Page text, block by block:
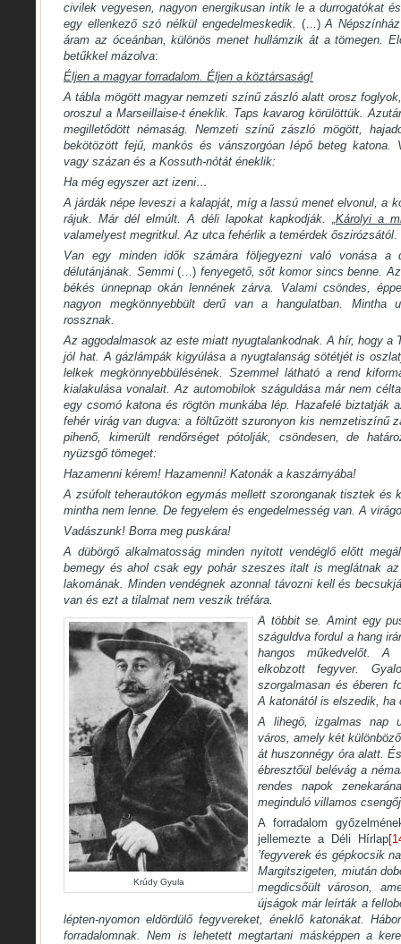
civilek vegyesen, nagyon energikusan intik le a durrogatókat
egy ellenkező szó nélkül engedelmeskedik. (…)A
áram az óceánban, különös menet hullámzik át a tömegen.
betűkkel mázolva:
Éljen a magyar forradalom. Éljen a köztársaság!
A tábla mögött magyar nemzeti színű zászló alatt orosz
oroszul a Marseillaise-t éneklik. Taps kavarog körülöttük.
megilletődött némaság. Nemzeti színű zászló mögött,
bekötözött fejű, mankós és vánszorgóan lépő beteg katona.
vagy százan és a Kossuth-nótát éneklik:
Ha még egyszer azt izeni…
A járdák népe leveszi a kalapját, míg a lassú menet elvonul, a
rájuk. Már dél elmúlt. A déli lapokat kapkodják. „Károlyi a
valamelyest megritkul. Az utca fehérlik a temérdek őszirózsától.
Van egy minden idők számára följegyezni való vonása a
délutánjának. Semmi(…) fenyegető, sőt komor sincs benne.
békés ünnepnap okán lennének zárva. Valami csöndes,
nagyon megkönnyebbült derű van a hangulatban. Mintha
rossznak.
Az aggodalmasok az este miatt nyugtalankodnak. A hír, hogy a
jól hat. A gázlámpák kigyúlása a nyugtalanság sötétjét is
lelkek megkönnyebbülésének. Szemmel látható a rend
kialakulása vonalait. Az automobilok száguldása már nem
egy csomó katona és rögtön munkába lép. Hazafelé biztatják
fehér virág van dugva: a föltűzött szuronyon kis nemzetiszínű
pihenő, kimerült rendőrséget pótolják, csöndesen, de
nyüzsgő tömeget:
Hazamenni kérem! Hazamenni! Katonák a kaszárnyába!
A zsúfolt teherautókon egymás mellett szoronganak tisztek és
mintha nem lenne. De fegyelem és engedelmesség van. A
Vadászunk! Borra meg puskára!
A dübörgő alkalmatosság minden nyitott vendéglő előtt
bemegy és ahol csak egy pohár szeszes italt is meglátnak
lakomának. Minden vendégnek azonnal távozni kell és
van és ezt a tilalmat nem veszik tréfára.
Krúdy Gyula
A többit se. Amint egy
száguldva fordul a hang
hangos műkedvelőt.
elkobzott fegyver.
szorgalmasan és éberen
A katonától is elszedik,
A lihegő, izgalmas nap
város, amely két
át huszonnégy óra alatt.
ébresztőül belévág a
rendes napok
meginduló villamos
A forradalom
jellemezte a Déli Hírlap
’fegyverek és gépkocsik
Margitszigeten, miután
megdicsőült városon,
újságok már leírták a
lépten-nyomon eldördülő fegyvereket, éneklő katonákat.
forradalomnak. Nem is lehetett megtartani másképpen a